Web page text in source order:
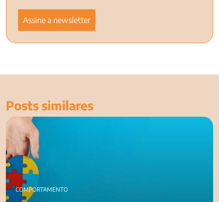
Posts similares
3 direitos do autista na escola que você precisa conhecer
COMPORTAMENTO